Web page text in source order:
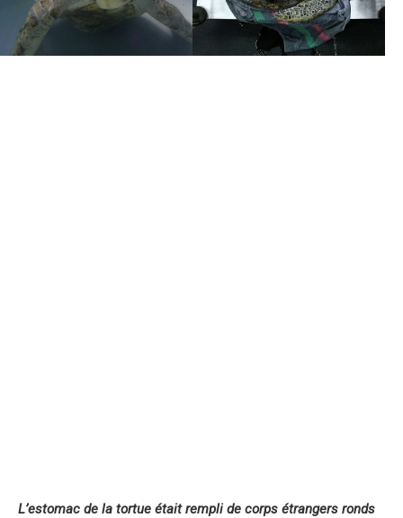
L’estomac de la tortue était rempli de corps étrangers ronds